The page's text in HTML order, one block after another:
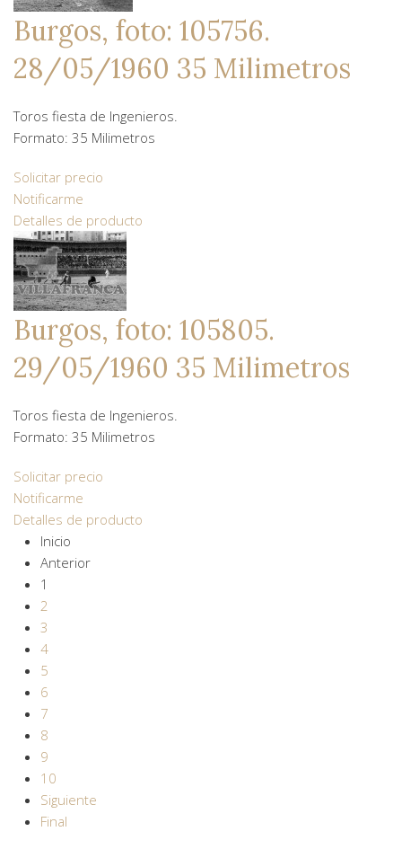
Burgos, foto: 105756.
28/05/1960 35 Milimetros
Toros fiesta de Ingenieros.
Formato: 35 Milimetros
Solicitar precio
Notificarme
Detalles de producto
Burgos, foto: 105805.
29/05/1960 35 Milimetros
Toros fiesta de Ingenieros.
Formato: 35 Milimetros
Solicitar precio
Notificarme
Detalles de producto
Inicio
Anterior
1
2
3
4
5
6
7
8
9
10
Siguiente
Final